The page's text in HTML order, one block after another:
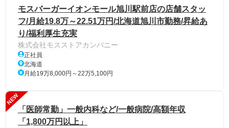
モスバーガーイオンモール旭川駅前店の店舗スタッ
フ/月給19.8万～22.51万円/北海道旭川市勤務/昇給あ
り/福利厚生充実
株式会社モスストアカンパニー
正社員
北海道
月給19万8,000円～22万5,100円
NEW
「医師常勤」一般内科など/一般病院/高額年収
「1,800万円以上」